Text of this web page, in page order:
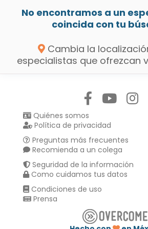
No encontramos a un
coincida con tu
Cambia la
especialistas que ofrezcan
Quiénes somos
Política de privacidad
Preguntas más frecuentes
Recomienda a un colega
Seguridad de la información
Como cuidamos tus datos
Condiciones de uso
Prensa